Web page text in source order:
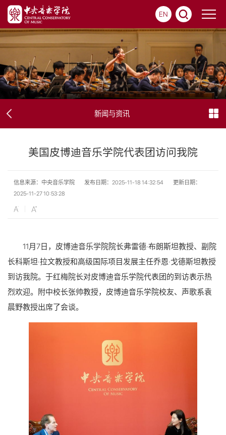
EN
新闻与资讯
美国皮博迪音乐学院代表团访问我院
信息来源：中央音乐学院 发布日期：2025-11-18 14:32:54
更新日期：
2025-11-27 10:53:28
11月7日，皮博迪音乐学院院长弗雷德·布朗斯坦教授、副院
长科斯坦·拉文教授和高级国际项目发展主任乔恩·戈德斯坦教授
到访我院。于红梅院长对皮博迪音乐学院代表团的到访表示热
烈欢迎。附中校长张帅教授，皮博迪音乐学院校友、声歌系袁
晨野教授出席了会谈。